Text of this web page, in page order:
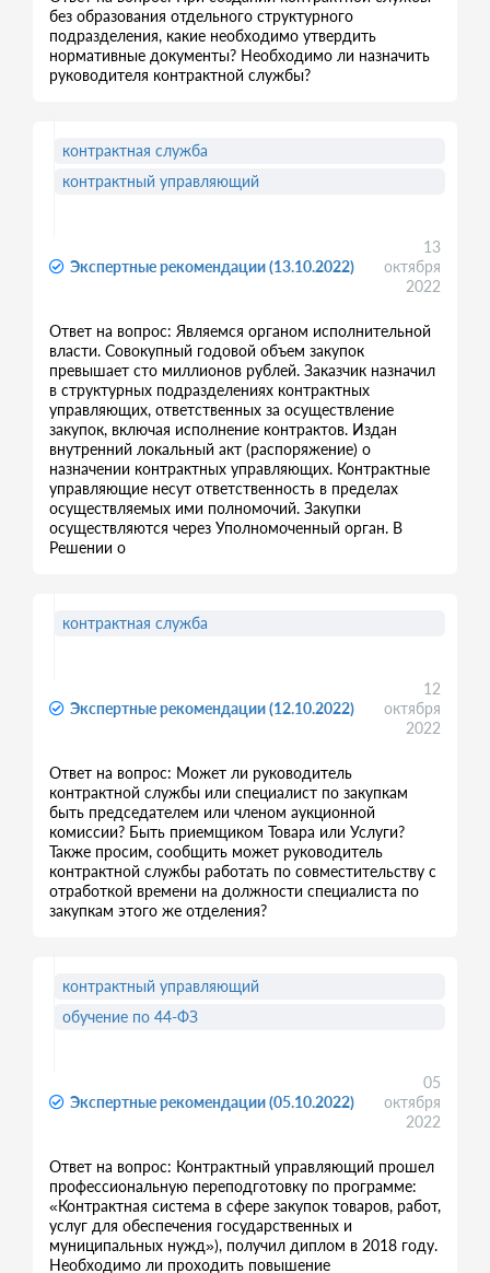
без образования отдельного структурного
подразделения, какие необходимо утвердить
нормативные документы? Необходимо ли назначить
руководителя контрактной службы?
Экспертные рекомендации (13.10.2022)
13
октября
2022
Ответ на вопрос: Являемся органом исполнительной
власти. Совокупный годовой объем закупок
превышает сто миллионов рублей. Заказчик назначил
в структурных подразделениях контрактных
управляющих, ответственных за осуществление
закупок, включая исполнение контрактов. Издан
внутренний локальный акт (распоряжение) о
назначении контрактных управляющих. Контрактные
управляющие несут ответственность в пределах
осуществляемых ими полномочий. Закупки
осуществляются через Уполномоченный орган. В
Решении о
контрактная служба
контрактный управляющий
Экспертные рекомендации (12.10.2022)
12
октября
2022
Ответ на вопрос: Может ли руководитель
контрактной службы или специалист по закупкам
быть председателем или членом аукционной
комиссии? Быть приемщиком Товара или Услуги?
Также просим, сообщить может руководитель
контрактной службы работать по совместительству с
отработкой времени на должности специалиста по
закупкам этого же отделения?
контрактная служба
Экспертные рекомендации (05.10.2022)
05
октября
2022
Ответ на вопрос: Контрактный управляющий прошел
профессиональную переподготовку по программе:
«Контрактная система в сфере закупок товаров, работ,
услуг для обеспечения государственных и
муниципальных нужд»), получил диплом в 2018 году.
Необходимо ли проходить повышение
контрактный управляющий
обучение по 44-ФЗ